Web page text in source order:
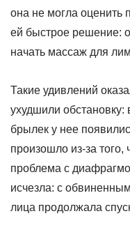
она не могла оценить
ей быстрое решение:
начать массаж для
Такие удивлений
ухудшили
брылек у нее
произошло из-за того,
проблема с
исчезла: с
лица продолжала